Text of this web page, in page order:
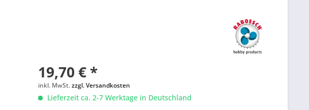
19,70 € *
inkl. MwSt.zzgl. Versandkosten
Lieferzeit ca. 2-7 Werktage in Deutschland